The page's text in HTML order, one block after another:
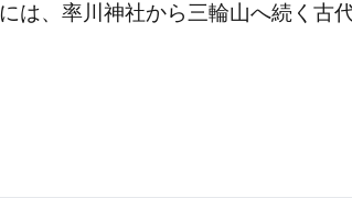
は、率川神社から三輪山へ続く古